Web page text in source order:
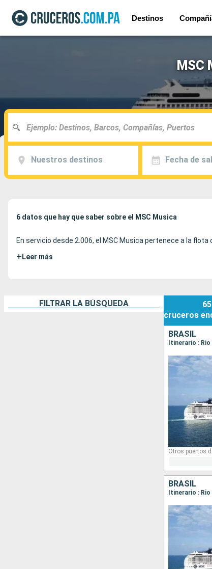
Destinos
MSC
Nuestros destinos Fecha de
6 datos que hay que saber sobre el MSC Musica
En servicio desde 2.006, el MSC Musica pertenece a la flota
+ Leer más
FILTRAR LA BÚSQUEDA
65
cruceros
BRASIL
Itinerario :
Otros puertos
BRASIL
Itinerario :